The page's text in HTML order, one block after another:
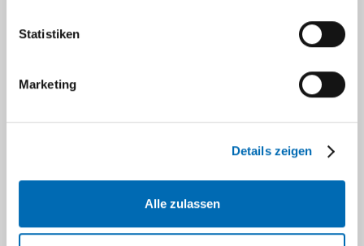
Statistiken
Marketing
Details zeigen
Alle zulassen
gesehen haben.
Wenn eine Straf-Tat bei der Polizei angezeigt
wird,